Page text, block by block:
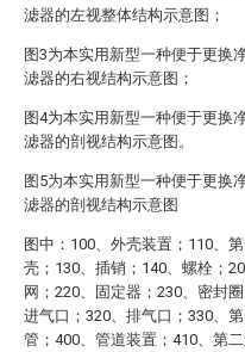
滤器的左视整体结构示意图；
图3为本实用新型一种便于更换
滤器的右视结构示意图；
图4为本实用新型一种便于更换
滤器的剖视结构示意图。
图5为本实用新型一种便于更换
滤器的剖视结构示意图
图中：100、外壳装置；110、
壳；130、插销；140、螺栓；
网；220、固定器；230、密封
进气口；320、排气口；330、
管；400、管道装置；410、第